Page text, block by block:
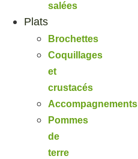
salées
Plats
Brochettes
Coquillages
et
crustacés
Accompagnements
Pommes
de
terre